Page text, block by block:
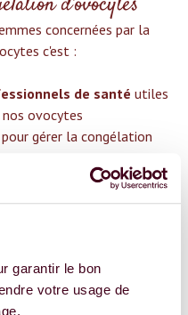
garantir le bon
votre usage de
concernées par la
c'est :‍
de santé utiles
ovocytes
pour gérer la congélation
dans cette démarche
tu dois savoir surla
accompagnées !